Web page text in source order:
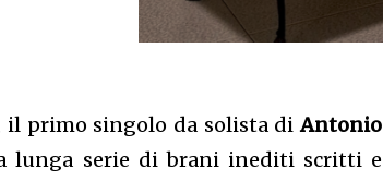
il primo singolo da solista diAntonio
lunga serie di brani inediti scritti e